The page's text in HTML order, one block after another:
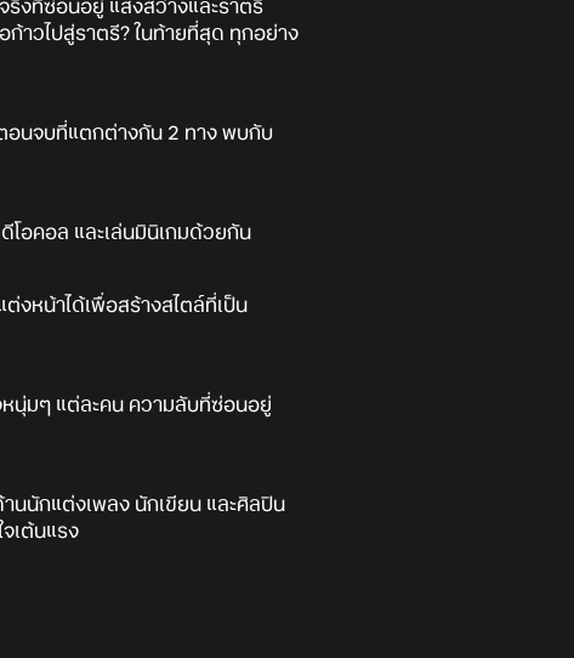
ริงที่ซ่อนอยู่ แสงสว่างและราตรี
าวไปสู่ราตรี? ในท้ายที่สุด ทุกอย่าง
อนจบที่แตกต่างกัน 2 ทาง พบกับ
โอคอล และเล่นมินิเกมด้วยกัน
งหน้าได้เพื่อสร้างสไตล์ที่เป็น
หนุ่มๆ แต่ละคน ความลับที่ซ่อนอยู่
นนักแต่งเพลง นักเขียน และศิลปิน
เต้นแรง